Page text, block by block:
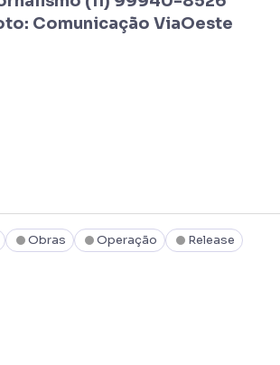
Comunicação ViaOeste
Obras Operação
Release